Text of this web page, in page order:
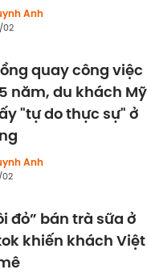
Anh
02
quay công việc
năm, du khách Mỹ
"tự do thực sự" ở
Anh
đỏ” bán trà sữa ở
khiến khách Việt